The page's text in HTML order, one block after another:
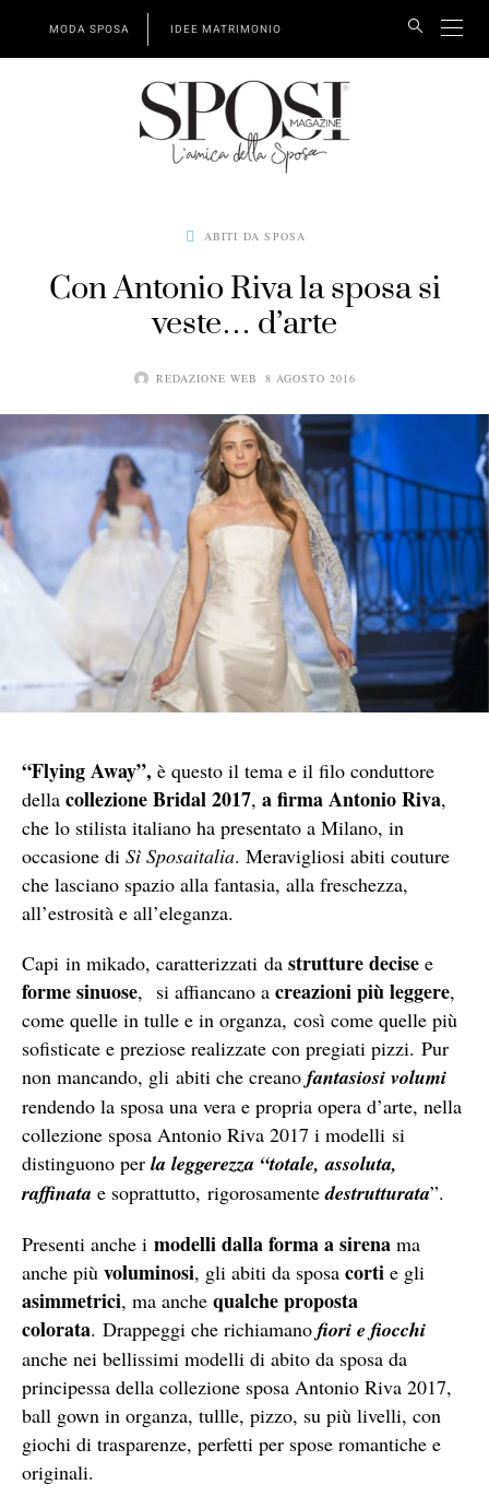
MODA SPOSA IDEE MATRIMONIO
ABITI DA SPOSA
Con Antonio Riva la sposa si
veste… d’arte
REDAZIONE WEB 8 AGOSTO 2016
“Flying Away”, è questo il tema e il filo conduttore
della collezione Bridal 2017, a firma Antonio Riva,
che lo stilista italiano ha presentato a Milano, in
occasione di Sì Sposaitalia. Meravigliosi abiti couture
che lasciano spazio alla fantasia, alla freschezza,
all’estrosità e all’eleganza.
Capi in mikado, caratterizzati da strutture decise e
forme sinuose, si affiancano a creazioni più leggere,
come quelle in tulle e in organza, così come quelle più
sofisticate e preziose realizzate con pregiati pizzi. Pur
non mancando, gli abiti che creano fantasiosi volumi
rendendo la sposa una vera e propria opera d’arte, nella
collezione sposa Antonio Riva 2017 i modelli si
distinguono per la leggerezza “totale, assoluta,
raffinata e soprattutto, rigorosamente destrutturata”.
Presenti anche i modelli dalla forma a sirena ma
anche più voluminosi, gli abiti da sposa corti e gli
asimmetrici, ma anche qualche proposta
colorata. Drappeggi che richiamano fiori e fiocchi
anche nei bellissimi modelli di abito da sposa da
principessa della collezione sposa Antonio Riva 2017,
ball gown in organza, tullle, pizzo, su più livelli, con
giochi di trasparenze, perfetti per spose romantiche e
originali.